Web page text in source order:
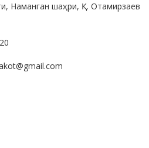
Наманган шаҳри, Қ. Отамирзаев